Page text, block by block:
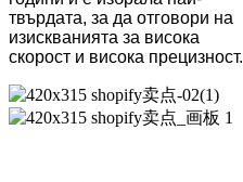
твърдата, за да отговори на
изискванията за висока
скорост и висока прецизност.